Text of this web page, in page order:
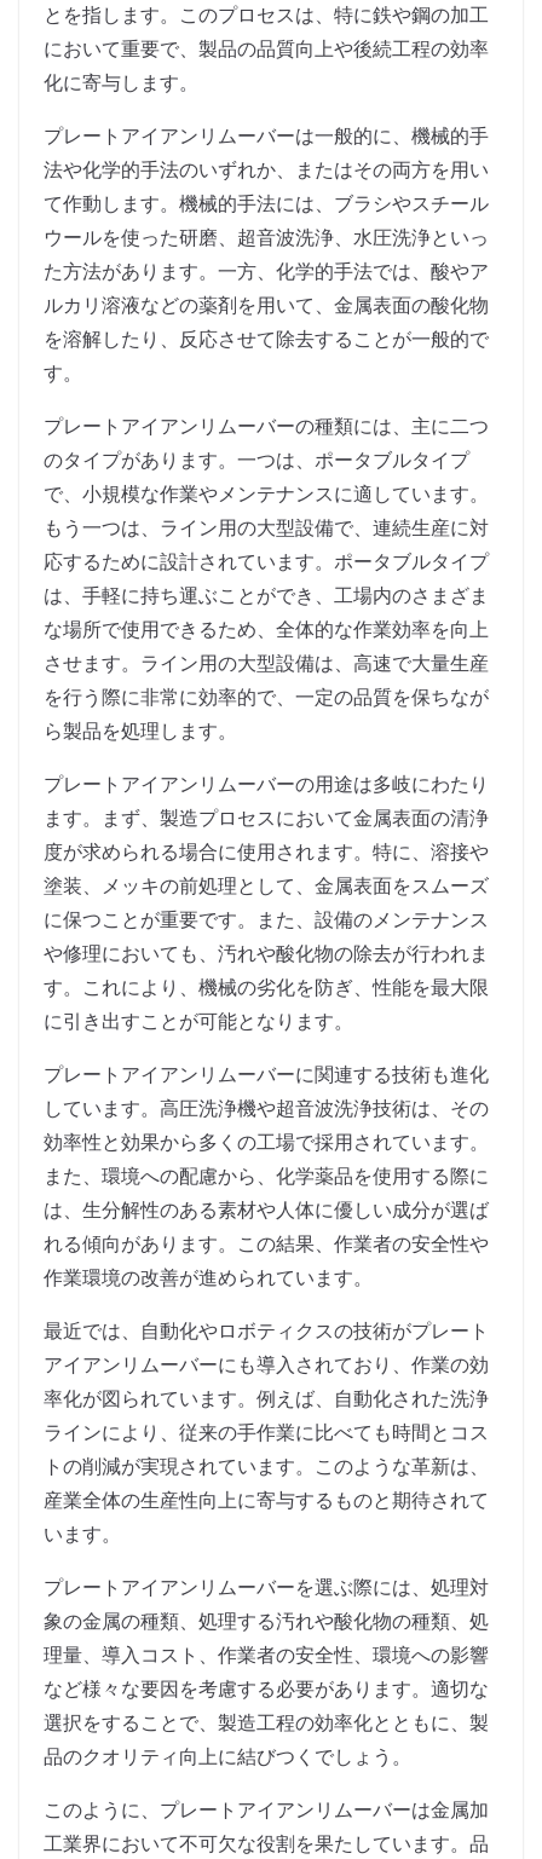
とを指します。このプロセスは、特に鉄や鋼の加工
において重要で、製品の品質向上や後続工程の効率
化に寄与します。
プレートアイアンリムーバーは一般的に、機械的手
法や化学的手法のいずれか、またはその両方を用い
て作動します。機械的手法には、ブラシやスチール
ウールを使った研磨、超音波洗浄、水圧洗浄といっ
た方法があります。一方、化学的手法では、酸やア
ルカリ溶液などの薬剤を用いて、金属表面の酸化物
を溶解したり、反応させて除去することが一般的で
す。
プレートアイアンリムーバーの種類には、主に二つ
のタイプがあります。一つは、ポータブルタイプ
で、小規模な作業やメンテナンスに適しています。
もう一つは、ライン用の大型設備で、連続生産に対
応するために設計されています。ポータブルタイプ
は、手軽に持ち運ぶことができ、工場内のさまざま
な場所で使用できるため、全体的な作業効率を向上
させます。ライン用の大型設備は、高速で大量生産
を行う際に非常に効率的で、一定の品質を保ちなが
ら製品を処理します。
プレートアイアンリムーバーの用途は多岐にわたり
ます。まず、製造プロセスにおいて金属表面の清浄
度が求められる場合に使用されます。特に、溶接や
塗装、メッキの前処理として、金属表面をスムーズ
に保つことが重要です。また、設備のメンテナンス
や修理においても、汚れや酸化物の除去が行われま
す。これにより、機械の劣化を防ぎ、性能を最大限
に引き出すことが可能となります。
プレートアイアンリムーバーに関連する技術も進化
しています。高圧洗浄機や超音波洗浄技術は、その
効率性と効果から多くの工場で採用されています。
また、環境への配慮から、化学薬品を使用する際に
は、生分解性のある素材や人体に優しい成分が選ば
れる傾向があります。この結果、作業者の安全性や
作業環境の改善が進められています。
最近では、自動化やロボティクスの技術がプレート
アイアンリムーバーにも導入されており、作業の効
率化が図られています。例えば、自動化された洗浄
ラインにより、従来の手作業に比べても時間とコス
トの削減が実現されています。このような革新は、
産業全体の生産性向上に寄与するものと期待されて
います。
プレートアイアンリムーバーを選ぶ際には、処理対
象の金属の種類、処理する汚れや酸化物の種類、処
理量、導入コスト、作業者の安全性、環境への影響
など様々な要因を考慮する必要があります。適切な
選択をすることで、製造工程の効率化とともに、製
品のクオリティ向上に結びつくでしょう。
このように、プレートアイアンリムーバーは金属加
工業界において不可欠な役割を果たしています。品